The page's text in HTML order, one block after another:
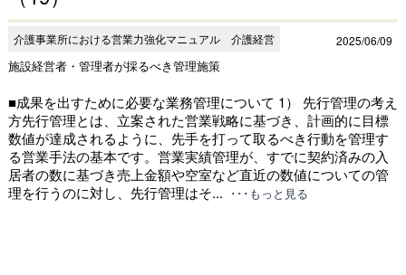
介護事業所における営業力強化マニュアル 介護経営 2025/06/09
施設経営者・管理者が採るべき管理施策
■成果を出すために必要な業務管理について 1） 先行管理の考え
方先行管理とは、立案された営業戦略に基づき、計画的に目標
数値が達成されるように、先手を打って取るべき行動を管理す
る営業手法の基本です。営業実績管理が、すでに契約済みの入
居者の数に基づき売上金額や空室など直近の数値についての管
理を行うのに対し、先行管理はそ... ･･･もっと見る